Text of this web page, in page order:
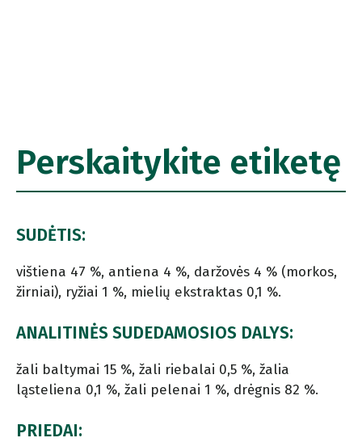
Perskaitykite etiketę
SUDĖTIS:
vištiena 47 %, antiena 4 %, daržovės 4 % (morkos,
žirniai), ryžiai 1 %, mielių ekstraktas 0,1 %.
ANALITINĖS SUDEDAMOSIOS DALYS:
žali baltymai 15 %, žali riebalai 0,5 %, žalia
ląsteliena 0,1 %, žali pelenai 1 %, drėgnis 82 %.
PRIEDAI: